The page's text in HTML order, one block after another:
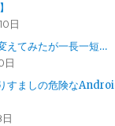
日
えてみたが一長一短…
日
すましの危険な